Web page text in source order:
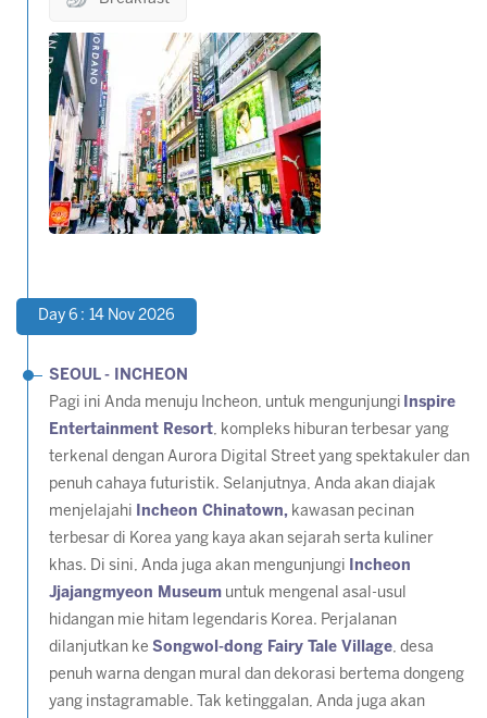
Day 6 : 14 Nov 2026
SEOUL - INCHEON
Pagi ini Anda menuju Incheon, untuk mengunjungi Inspire
Entertainment Resort, kompleks hiburan terbesar yang
terkenal dengan Aurora Digital Street yang spektakuler dan
penuh cahaya futuristik. Selanjutnya, Anda akan diajak
menjelajahi
Incheon Chinatown, kawasan pecinan
terbesar di Korea yang kaya akan sejarah serta kuliner
khas. Di sini, Anda juga akan mengunjungi
Incheon
Jjajangmyeon Museum untuk mengenal asal-usul
hidangan mie hitam legendaris Korea. Perjalanan
dilanjutkan ke Songwol-dong Fairy Tale Village, desa
penuh warna dengan mural dan dekorasi bertema dongeng
yang instagramable. Tak ketinggalan, Anda juga akan